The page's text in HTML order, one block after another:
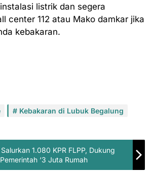
listrik dan segera
center 112 atau Mako damkar jika
kebakaran.
Kebakaran di Lubuk Begalung
1.080 KPR FLPP, Dukung
‘3 Juta Rumah